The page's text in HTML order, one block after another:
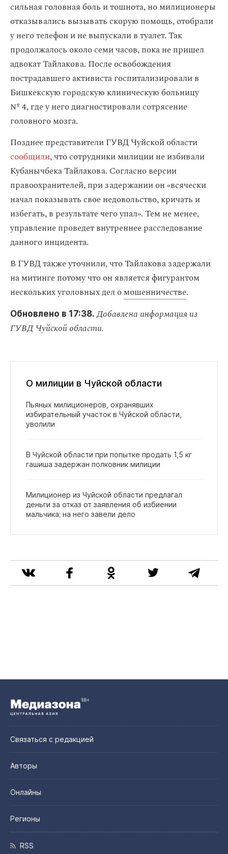
сильная головная боль и тошнота, но милиционеры
отказывались вызывать скорую помощь, отобрали
у него телефон и не выпускали в туалет. Так
продолжалось около семи часов, пока не пришел
адвокат Тайлакова. После освобождения
пострадавшего активиста госпитализировали в
Бишкекскую городскую клиническую больницу
№ 4, где у него диагностировали сотрясение
головного мозга.
Позднее представители ГУВД Чуйской области
сообщили, что сотрудники милиции не избивали
Кубанычбека Тайлакова. Согласно версии
правоохранителей, при задержании он «всячески
начал показывать свое недовольство, кричать и
избегать, в результате чего упал». Тем не менее,
управление проведет внутреннее расследование
данного инцидента.
В ГУВД также уточнили, что Тайлакова задержали
на митинге потому что он является фигурантом
нескольких уголовных дел омошенничестве.
Обновлено в 17:38. Добавлена информация из
ГУВД Чуйской области.
О милиции в Чуйской области
Пьяных милиционеров, охранявших
избирательный участок в Чуйской области,
уволили
В Чуйской области при попытке продать 1,5 кг
гашиша задержан полковник милиции
Милиционер из Чуйской области предлагал
деньги за отказ от заявления об избиении
мальчика; на него завели дело
Связаться с редакцией
Авторы
Онлайны
Регионы
RSS